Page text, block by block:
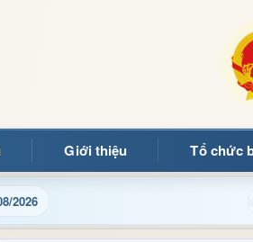
Giới thiệu Tổ chức
2026 thông tin điện tử xã Mường Ảng